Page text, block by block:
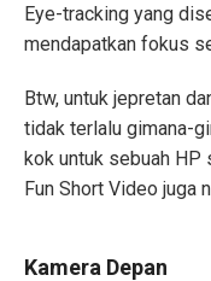
Eye-tracking yang
mendapatkan fokus
Btw, untuk jepretan
tidak terlalu gimana-
kok untuk sebuah HP
Fun Short Video juga
Kamera Depan